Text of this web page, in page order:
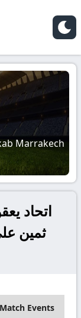
Marrakech
اتحاد
ثمين
Match Events